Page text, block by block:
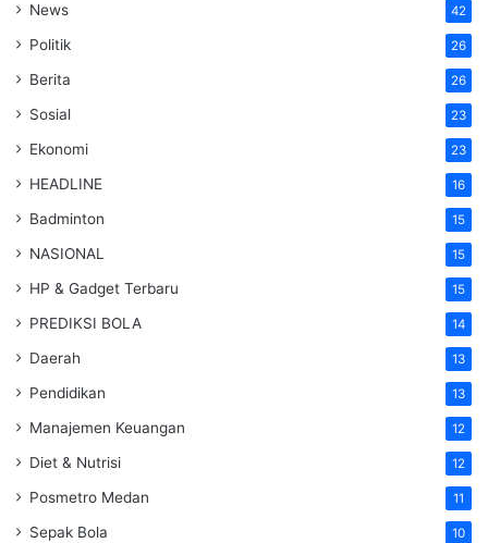
News 42
Politik 26
Berita 26
Sosial 23
Ekonomi 23
HEADLINE 16
Badminton 15
NASIONAL 15
HP & Gadget Terbaru 15
PREDIKSI BOLA 14
Daerah 13
Pendidikan 13
Manajemen Keuangan 12
Diet & Nutrisi 12
Posmetro Medan 11
Sepak Bola 10